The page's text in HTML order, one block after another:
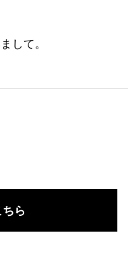
して。
ら